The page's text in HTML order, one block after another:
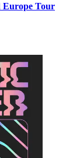
Europe Tour